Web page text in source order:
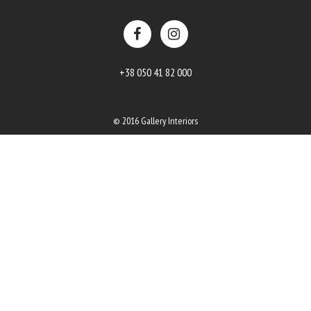
+38 050 41 82 000
© 2016 Gallery Interiors